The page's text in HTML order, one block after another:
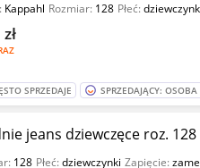
Kappahl Rozmiar: 128 Płeć:
zł
SPRZEDAJE SPRZEDAJĄCY:
jeans dziewczęce roz. 128
128 Płeć:dziewczynki Zapięcie: